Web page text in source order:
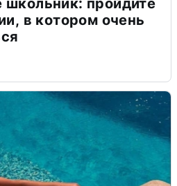
пройдите
в котором очень